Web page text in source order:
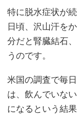
特に脱水症状が
日頃、沢山汗を
分だと腎臓結石
うのです。
米国の調査で毎
は、飲んでいな
になるという結